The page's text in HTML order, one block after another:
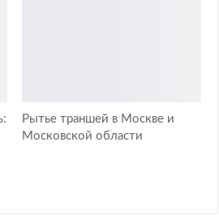
Рытье траншей в Москве и
Московской области